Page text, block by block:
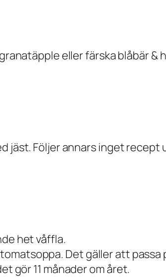
eller färska blåbär &
jäst. Följer annars inget recept
het våffla.
Det gäller att
gör 11 månader om året.